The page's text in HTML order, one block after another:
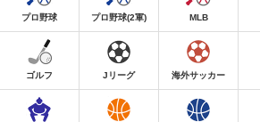
プロ野球 プロ野球(2軍) MLB
ゴルフ Jリーグ 海外サッカー